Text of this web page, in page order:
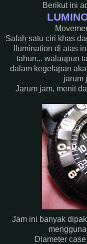
Berikut ini
Salah satu ciri khas
Ilumination di atas
tahun... walaupun
dalam kegelapan
jarum
Jarum jam, menit
Jam ini banyak
Diameter